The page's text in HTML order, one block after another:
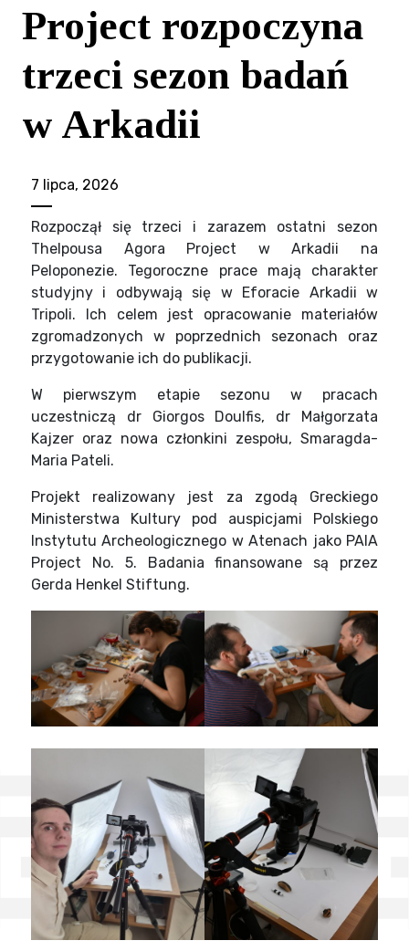
Project rozpoczyna
trzeci sezon badań
w Arkadii
7 lipca, 2026
Rozpoczął się trzeci i zarazem ostatni sezon
Thelpousa Agora Project w Arkadii na
Peloponezie. Tegoroczne prace mają charakter
studyjny i odbywają się w Eforacie Arkadii w
Tripoli. Ich celem jest opracowanie materiałów
zgromadzonych w poprzednich sezonach oraz
przygotowanie ich do publikacji.
W pierwszym etapie sezonu w pracach
uczestniczą dr Giorgos Doulfis, dr Małgorzata
Kajzer oraz nowa członkini zespołu, Smaragda-
Maria Pateli.
Projekt realizowany jest za zgodą Greckiego
Ministerstwa Kultury pod auspicjami Polskiego
Instytutu Archeologicznego w Atenach jako PAIA
Project No. 5. Badania finansowane są przez
Gerda Henkel Stiftung.